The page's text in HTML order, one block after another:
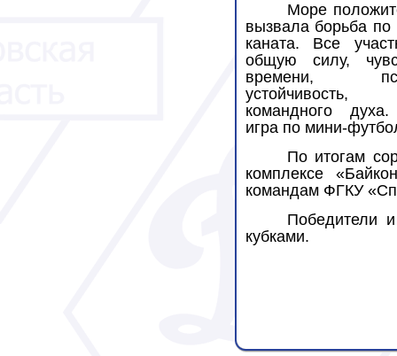
Море
вызвала борьба по
каната. Все
общую силу,
времени,
устойчивость,
командного
игра по мини-
По итогам
комплексе
командам ФГКУ
Победители
кубками.